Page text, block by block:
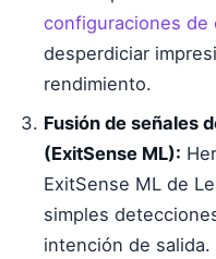
configuraciones
desperdiciar
rendimiento.
Fusión de señales
(ExitSense ML):
ExitSense ML de
simples
intención de